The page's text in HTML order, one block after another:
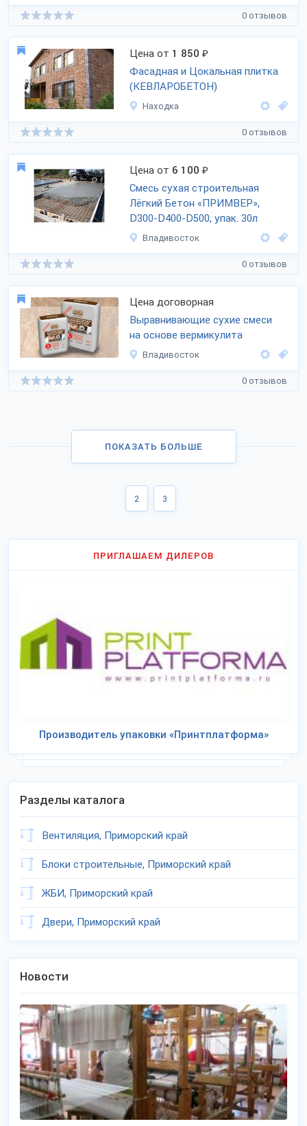
0 отзывов
Цена от 1 850 ₽
Фасадная и Цокальная плитка
(КЕВЛАРОБЕТОН)
Находка
0 отзывов
Цена от 6 100 ₽
Смесь сухая строительная
Лёгкий Бетон «ПРИМВЕР»,
D300-D400-D500, упак. 30л
Владивосток
0 отзывов
Цена договорная
Выравнивающие сухие смеси
на основе вермикулита
Владивосток
0 отзывов
ПОКАЗАТЬ БОЛЬШЕ
2 3
ПРИГЛАШАЕМ ДИЛЕРОВ
Производитель упаковки «Принтплатформа»
Разделы каталога
Вентиляция, Приморский край
Блоки строительные, Приморский край
ЖБИ, Приморский край
Двери, Приморский край
Новости